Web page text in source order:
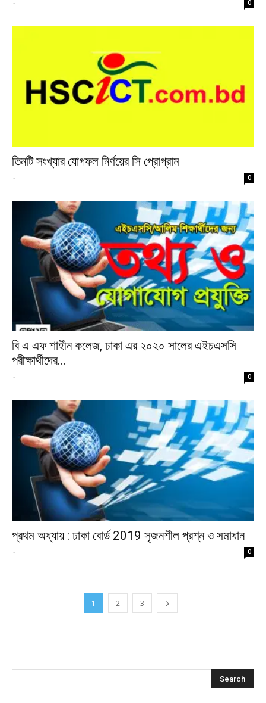
- 0
তিনটি সংখ্যার যোগফল নির্ণয়ের সি প্রোগ্রাম
- 0
বি এ এফ শাহীন কলেজ, ঢাকা এর ২০২০ সালের এইচএসসি
পরীক্ষার্থীদের...
- 0
প্রথম অধ্যায় : ঢাকা বোর্ড 2019 সৃজনশীল প্রশ্ন ও সমাধান
- 0
1 2 3